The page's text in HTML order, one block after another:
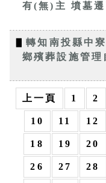
有(無)主 墳墓遷
▋轉知南投縣中
鄉殯葬設施管理
上一頁 1 2
10 11 12
18 19 20
26 27 28